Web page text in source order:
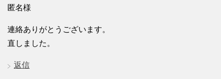
匿名様
連絡ありがとうございます。
直しました。
返信